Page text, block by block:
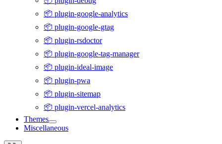
📦 plugin-google-analytics
📦 plugin-google-gtag
📦 plugin-rsdoctor
📦 plugin-google-tag-manager
📦 plugin-ideal-image
📦 plugin-pwa
📦 plugin-sitemap
📦 plugin-vercel-analytics
Themes
Miscellaneous